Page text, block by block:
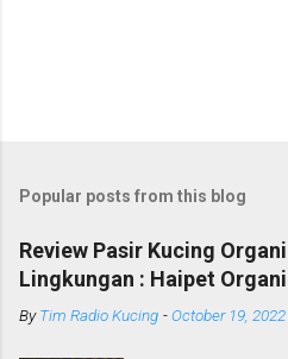
Popular posts from this blog
Review Pasir Kucing
Lingkungan : Haipet
ByTim Radio Kucing -October 19, 2022